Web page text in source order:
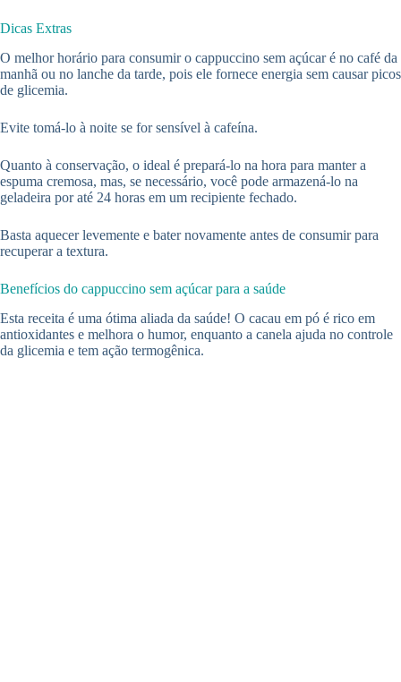
Dicas Extras
O melhor horário para consumir o cappuccino sem açúcar é no café da
manhã ou no lanche da tarde, pois ele fornece energia sem causar picos
de glicemia.
Evite tomá-lo à noite se for sensível à cafeína.
Quanto à conservação, o ideal é prepará-lo na hora para manter a
espuma cremosa, mas, se necessário, você pode armazená-lo na
geladeira por até 24 horas em um recipiente fechado.
Basta aquecer levemente e bater novamente antes de consumir para
recuperar a textura.
Benefícios do cappuccino sem açúcar para a saúde
Esta receita é uma ótima aliada da saúde! O cacau em pó é rico em
antioxidantes e melhora o humor, enquanto a canela ajuda no controle
da glicemia e tem ação termogênica.